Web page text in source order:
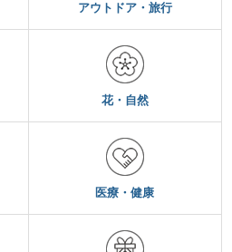
アウトドア・旅行
花・自然
医療・健康